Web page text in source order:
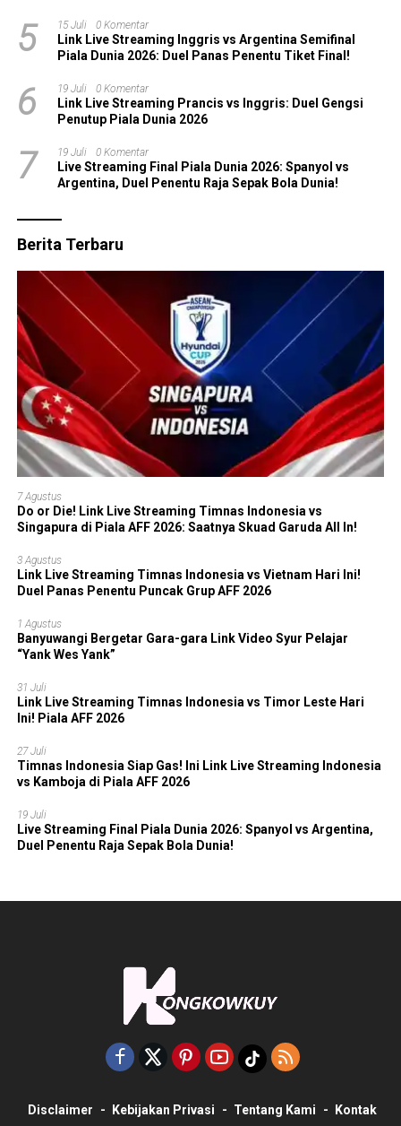
5 15 Juli 0 Komentar
Link Live Streaming Inggris vs Argentina Semifinal
Piala Dunia 2026: Duel Panas Penentu Tiket Final!
6 19 Juli 0 Komentar
Link Live Streaming Prancis vs Inggris: Duel Gengsi
Penutup Piala Dunia 2026
7 19 Juli 0 Komentar
Live Streaming Final Piala Dunia 2026: Spanyol vs
Argentina, Duel Penentu Raja Sepak Bola Dunia!
Berita Terbaru
7 Agustus
Do or Die! Link Live Streaming Timnas Indonesia vs
Singapura di Piala AFF 2026: Saatnya Skuad Garuda All In!
3 Agustus
Link Live Streaming Timnas Indonesia vs Vietnam Hari Ini!
Duel Panas Penentu Puncak Grup AFF 2026
1 Agustus
Banyuwangi Bergetar Gara-gara Link Video Syur Pelajar
“Yank Wes Yank”
31 Juli
Link Live Streaming Timnas Indonesia vs Timor Leste Hari
Ini! Piala AFF 2026
27 Juli
Timnas Indonesia Siap Gas! Ini Link Live Streaming Indonesia
vs Kamboja di Piala AFF 2026
19 Juli
Live Streaming Final Piala Dunia 2026: Spanyol vs Argentina,
Duel Penentu Raja Sepak Bola Dunia!
Disclaimer Kebijakan Privasi Tentang Kami Kontak